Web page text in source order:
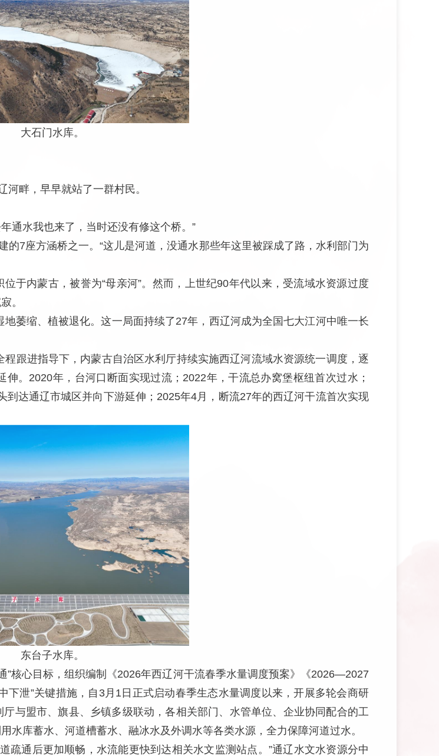
大石门水库。
畔，早早就站了一群村民。
通水我也来了，当时还没有修这个桥。”
的7座方涵桥之一。“这儿是河道，没通水那些年这里被踩成了路，水利部门为
于内蒙古，被誉为“母亲河”。然而，上世纪90年代以来，受流域水资源过度
。
萎缩、植被退化。这一局面持续了27年，西辽河成为全国七大江河中唯一长
跟进指导下，内蒙古自治区水利厅持续实施西辽河流域水资源统一调度，逐
。2020年，台河口断面实现过流；2022年，干流总办窝堡枢纽首次过水；
达通辽市城区并向下游延伸；2025年4月，断流27年的西辽河干流首次实现
东台子水库。
”核心目标，组织编制《2026年西辽河干流春季水量调度预案》《2026—2027
下泄”关键措施，自3月1日正式启动春季生态水量调度以来，开展多轮会商研
与盟市、旗县、乡镇多级联动，各相关部门、水管单位、企业协同配合的工
库蓄水、河道槽蓄水、融冰水及外调水等各类水源，全力保障河道过水。
疏通后更加顺畅，水流能更快到达相关水文监测站点。”通辽水文水资源分中